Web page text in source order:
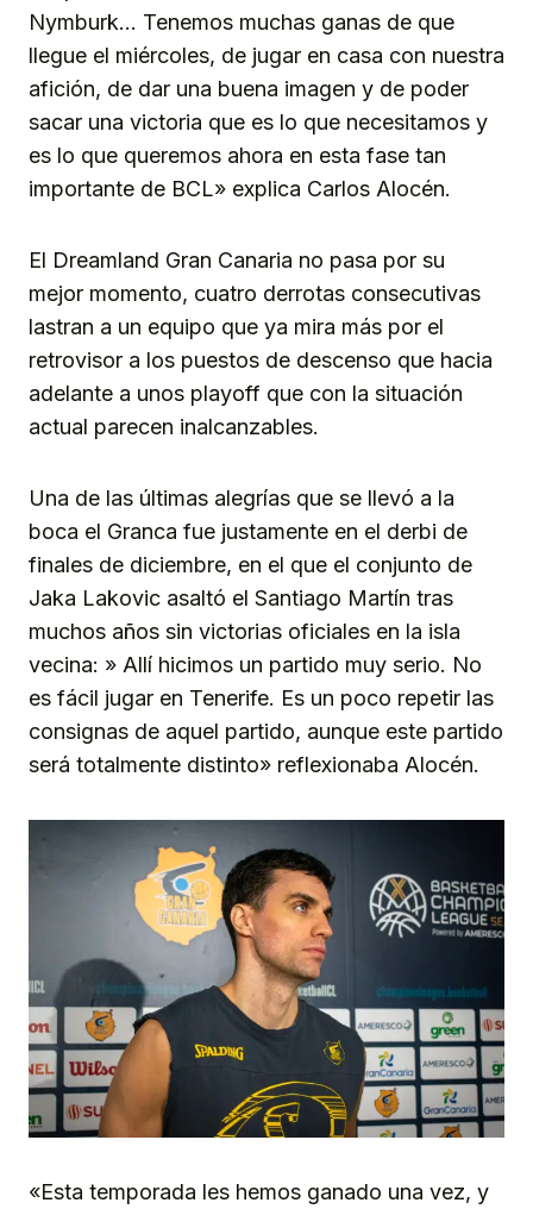
Nymburk… Tenemos muchas ganas de que
llegue el miércoles, de jugar en casa con nuestra
afición, de dar una buena imagen y de poder
sacar una victoria que es lo que necesitamos y
es lo que queremos ahora en esta fase tan
importante de BCL» explica Carlos Alocén.
El Dreamland Gran Canaria no pasa por su
mejor momento, cuatro derrotas consecutivas
lastran a un equipo que ya mira más por el
retrovisor a los puestos de descenso que hacia
adelante a unos playoff que con la situación
actual parecen inalcanzables.
Una de las últimas alegrías que se llevó a la
boca el Granca fue justamente en el derbi de
finales de diciembre, en el que el conjunto de
Jaka Lakovic asaltó el Santiago Martín tras
muchos años sin victorias oficiales en la isla
vecina: » Allí hicimos un partido muy serio. No
es fácil jugar en Tenerife. Es un poco repetir las
consignas de aquel partido, aunque este partido
será totalmente distinto» reflexionaba Alocén.
«Esta temporada les hemos ganado una vez, y